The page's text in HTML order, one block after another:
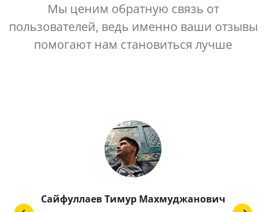
Мы ценим обратную связь от
пользователей, ведь именно ваши отзывы
помогают нам становиться лучше
Сайфуллаев Тимур Махмуджанович